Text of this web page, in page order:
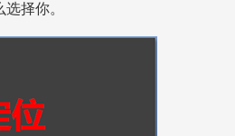
择你。